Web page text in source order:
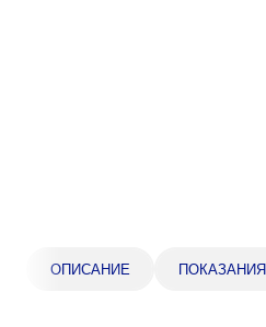
Адрес
ОПИСАНИЕ ПОКАЗАНИЯ